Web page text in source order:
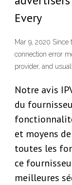
Every
Mar 9, 2020
connection error
provider, and
Notre avis
du
et moyens
toutes les
ce
meilleures